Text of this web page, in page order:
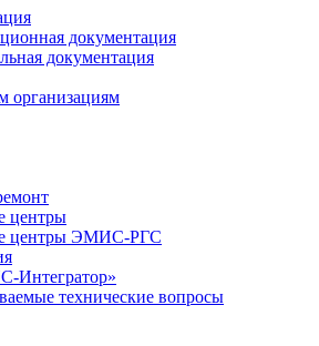
документация
документация
организациям
центры
центры ЭМИС-РГС
технические вопросы